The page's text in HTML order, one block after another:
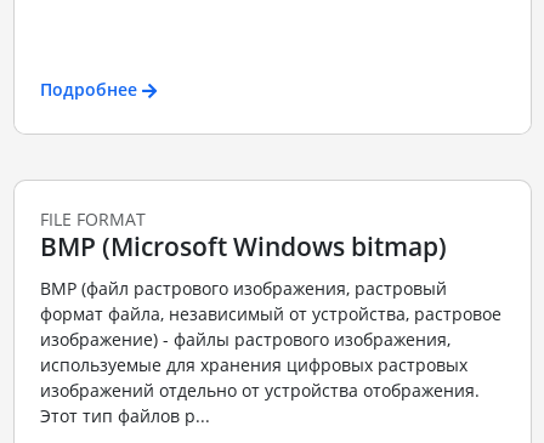
Подробнее
FILE FORMAT
BMP (Microsoft Windows bitmap)
BMP (файл растрового изображения, растровый
формат файла, независимый от устройства, растровое
изображение) - файлы растрового изображения,
используемые для хранения цифровых растровых
изображений отдельно от устройства отображения.
Этот тип файлов р...